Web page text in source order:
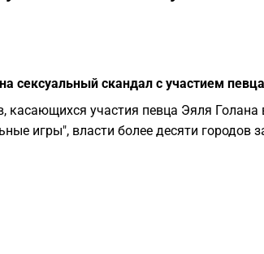
сексуальный скандал с участием
касающихся участия певца Эяля Голана
игры", власти более десяти городов